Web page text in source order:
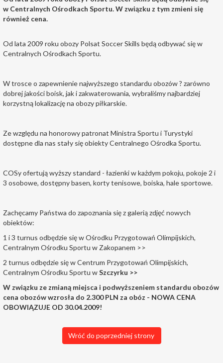
w Centralnych Ośrodkach Sportu. W związku z tym zmieni się
również cena.
Od lata 2009 roku obozy Polsat Soccer Skills będą odbywać się w
Centralnych Ośrodkach Sportu.
W trosce o zapewnienie najwyższego standardu obozów ? zarówno
dobrej jakości boisk, jak i zakwaterowania, wybraliśmy najbardziej
korzystną lokalizację na obozy piłkarskie.
Ze względu na honorowy patronat Ministra Sportu i Turystyki
dostępne dla nas stały się obiekty Centralnego Ośrodka Sportu.
COSy ofertują wyższy standard - łazienki w każdym pokoju, pokoje 2 i
3 osobowe, dostępny basen, korty tenisowe, boiska, hale sportowe.
Zachęcamy Państwa do zapoznania się z galerią zdjęć nowych
obiektów:
1 i 3 turnus odbędzie się w Ośrodku Przygotowań Olimpijskich,
Centralnym Ośrodku Sportu w Zakopanem >>
2 turnus odbędzie się w Centrum Przygotowań Olimpijskich,
Centralnym Ośrodku Sportu wSzczyrku >>
W związku ze zmianą miejsca i podwyższeniem standardu obozów
cena obozów wzrosła do 2.300 PLN za obóz - NOWA CENA
OBOWIĄZUJE OD 30.04.2009!
Wróć do poprzedniej strony